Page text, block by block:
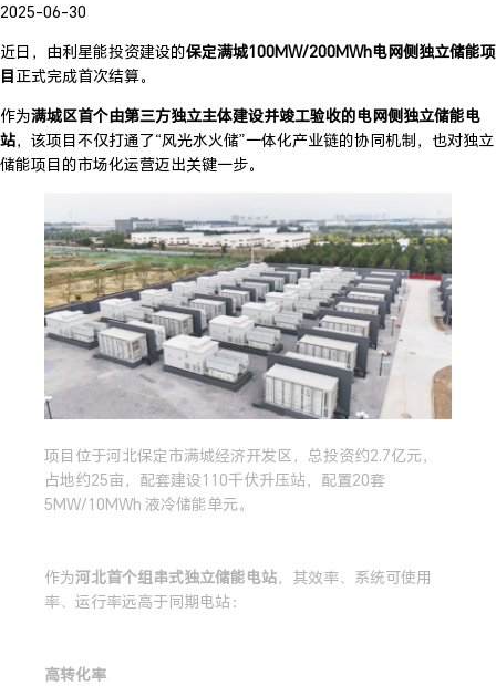
2025-06-30
近日，由利星能投资建设的保定满城100MW/200MWh电网侧独立储能项
目正式完成首次结算。
作为满城区首个由第三方独立主体建设并竣工验收的电网侧独立储能电
站，该项目不仅打通了“风光水火储”一体化产业链的协同机制，也对独立
储能项目的市场化运营迈出关键一步。
项目位于河北保定市满城经济开发区，总投资约2.7亿元，
占地约25亩，配套建设110千伏升压站，配置20套
5MW/10MWh 液冷储能单元。
作为河北首个组串式独立储能电站，其效率、系统可使用
率、运行率远高于同期电站：
高转化率